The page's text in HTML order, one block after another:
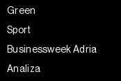
Green
Sport
Businessweek Adria
Analiza